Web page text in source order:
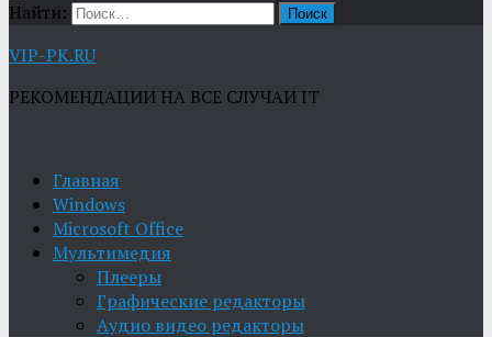
Найти:
VIP-PK.RU
РЕКОМЕНДАЦИИ НА ВСЕ СЛУЧАИ IT
Главная
Windows
Microsoft Office
Мультимедия
Плееры
Графические редакторы
Aудио видео редакторы